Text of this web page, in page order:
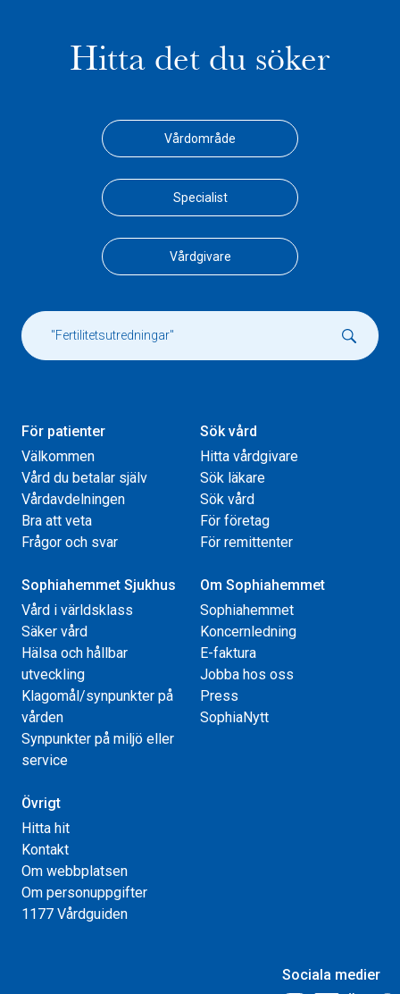
Hitta det du söker
Vårdområde
Specialist
Vårdgivare
För patienter
Välkommen
Vård du betalar själv
Vårdavdelningen
Bra att veta
Frågor och svar
Sök vård
Hitta vårdgivare
Sök läkare
Sök vård
För företag
För remittenter
Sophiahemmet Sjukhus
Vård i världsklass
Säker vård
Hälsa och hållbar
utveckling
Klagomål/synpunkter på
vården
Synpunkter på miljö eller
service
Om Sophiahemmet
Sophiahemmet
Koncernledning
E-faktura
Jobba hos oss
Press
SophiaNytt
Övrigt
Hitta hit
Kontakt
Om webbplatsen
Om personuppgifter
1177 Vårdguiden
Sociala medier